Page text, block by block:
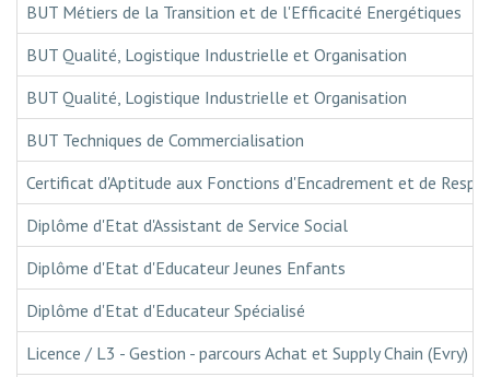
BUT Métiers de la Transition et de l'Efficacité Energétiques
BUT Qualité, Logistique Industrielle et Organisation
BUT Qualité, Logistique Industrielle et Organisation
BUT Techniques de Commercialisation
Certificat d'Aptitude aux Fonctions d'Encadrement et de
Diplôme d'Etat d'Assistant de Service Social
Diplôme d'Etat d'Educateur Jeunes Enfants
Diplôme d'Etat d'Educateur Spécialisé
Licence / L3 - Gestion - parcours Achat et Supply Chain (Evry)